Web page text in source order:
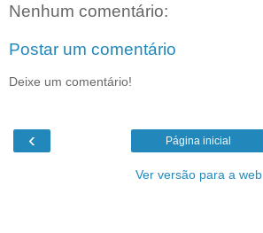
Nenhum comentário:
Postar um comentário
Deixe um comentário!
‹ Página inicial
Ver versão para a web